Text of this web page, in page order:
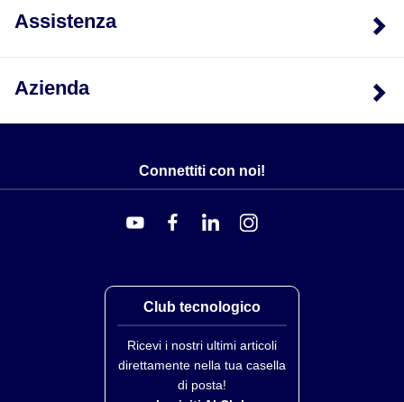
Assistenza
Azienda
Connettiti con noi!
Club tecnologico
Ricevi i nostri ultimi articoli
direttamente nella tua casella
di posta!